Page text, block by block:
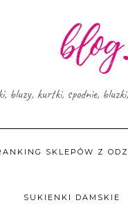
bluzy, kurtki, spodnie,
SKLEPÓW Z
SUKIENKI DAMSKIE